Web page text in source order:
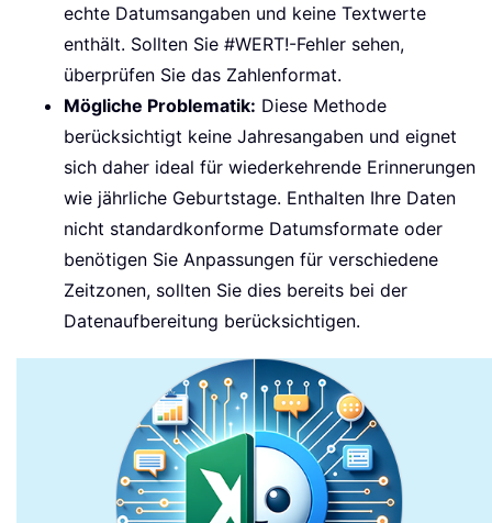
echte Datumsangaben und keine Textwerte
enthält. Sollten Sie #WERT!-Fehler sehen,
überprüfen Sie das Zahlenformat.
Mögliche Problematik: Diese Methode
berücksichtigt keine Jahresangaben und eignet
sich daher ideal für wiederkehrende Erinnerungen
wie jährliche Geburtstage. Enthalten Ihre Daten
nicht standardkonforme Datumsformate oder
benötigen Sie Anpassungen für verschiedene
Zeitzonen, sollten Sie dies bereits bei der
Datenaufbereitung berücksichtigen.